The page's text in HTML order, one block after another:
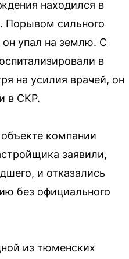
находился в
Порывом сильного
он упал на землю. С
в
на усилия врачей, он
в СКР.
компании
заявили,
и отказались
без официального
из тюменских